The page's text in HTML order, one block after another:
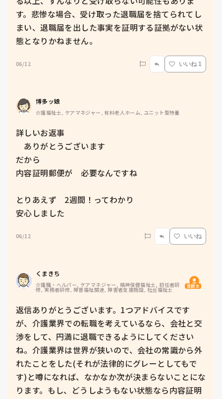
す。悲惨な場合、受け取った退職届を捨てられてし
まい、退職届を出した事実を証明する証拠がない状
態となりかねません。
06/12 いいね 1
博多ッ娘
介護福祉士, ケアマネジャー, 有料老人ホーム, ユニット型特養
詳しいお返事
ありがとうございます
だから
内容証明郵便が　必要なんですね
とりあえず　2週間！ってわかり
安心しました
06/12 いいね
くまきち
介護職・ヘルパー, ケアマネジャー, 精神保健福祉士, 初任者研
修, 実務者研修, 障害福祉関連, 障害者支援施設, 社会福祉士 質問主
返信ありがとうございます。1つアドバイスです
が、介護業界での転職を考えているなら、会社と交
渉をして、円満に退職できるようにしてください
ね。介護業界は世界が狭いので、会社の常識から外
れたことをした(それが法律的にグレーとしてもで
す)と噂になれば、なかなか次が決まらないことにな
ります。もし、どうしようもない状態なら内容証明